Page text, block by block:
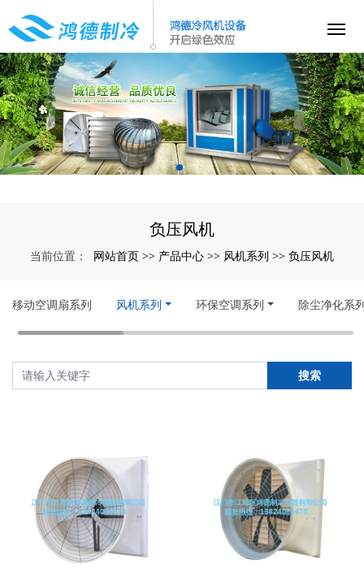
负压风机
当前位置： 网站首页 >> 产品中心 >> 风机系列 >> 负压风机
移动空调扇系列 风机系列 环保空调系列 除尘净化系
搜索